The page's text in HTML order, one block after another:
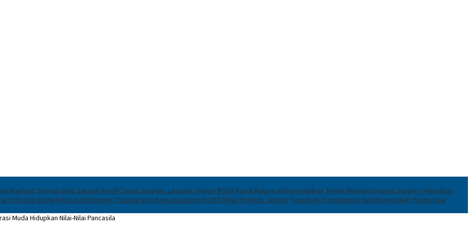
Manfaat Operasi Batu Saluran Kemih Tanpa Sayatan, Layanan Urologi RSUD Ngudi Waluyo Wlingi Andalkan Teknik Minimal Invasive Surgery Kehadiran
Polri dan Ulama MAKI Jatim Dorong Transparansi Rencana Utang Rp785 Miliar Pemkab Jember Kapolsek Krembangan dan Bhayangkari Panen Sawi
Muda Hidupkan Nilai-Nilai Pancasila